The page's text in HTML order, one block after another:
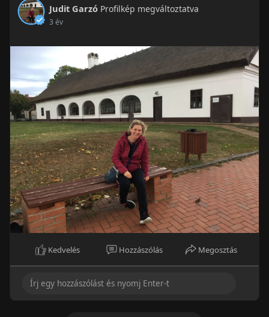
Judit Garzó Profilkép megváltoztatva
3 év
Kedvelés Hozzászólás Megosztás